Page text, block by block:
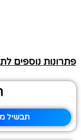
פתרונות נוספים
תבשיל